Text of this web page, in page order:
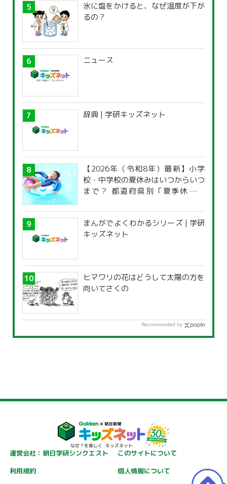
氷に塩をかけると、なぜ温度が下が
るの？
ニュース
辞典 | 学研キッズネット
【2026年（令和8年）最新】小学
校・中学校の夏休みはいつからいつ
まで？ 都道府県別「夏季休暇一
まんがでよくわかるシリーズ | 学研
キッズネット
ヒマワリの花はどうして太陽の方を
向いてさくの
Recommended by
運営会社：朝日学研シンクエスト
このサイトについて
利用規約
個人情報について